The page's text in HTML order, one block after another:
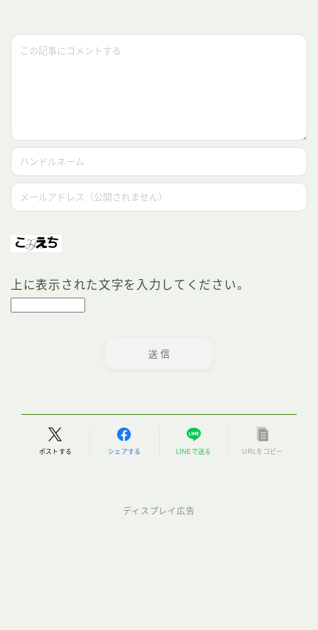
上に表示された文字を入力してください。
ポストする シェアする LINEで送る URLをコピー
ディスプレイ広告